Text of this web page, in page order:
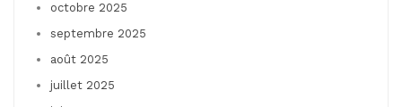
octobre 2025
septembre 2025
août 2025
juillet 2025